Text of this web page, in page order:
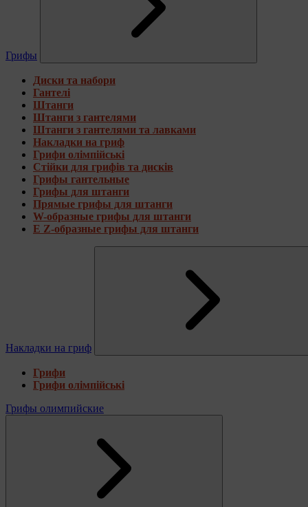
Грифы
Диски та набори
Гантелі
Штанги
Штанги з гантелями
Штанги з гантелями та лавками
Накладки на гриф
Грифи олімпійські
Стійки для грифів та дисків
Грифы гантельные
Грифы для штанги
Прямые грифы для штанги
W-образные грифы для штанги
E Z-образные грифы для штанги
Накладки на гриф
Грифи
Грифи олімпійські
Грифы олимпийские